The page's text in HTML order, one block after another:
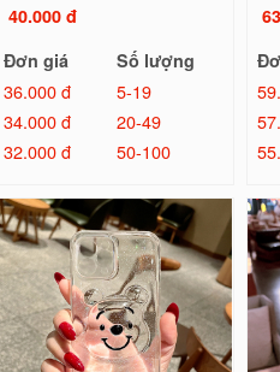
40.000 đ
Đơn giá
Số lượng
36.000 đ
5-19
34.000 đ
20-49
32.000 đ
50-100